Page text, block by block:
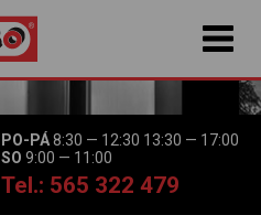
PO-PÁ8:30 — 12:30 13:30 — 17:00
SO 9:00 — 11:00
Tel.: 565 322 479